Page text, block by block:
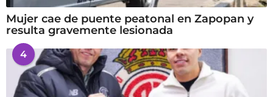
Mujer cae de puente peatonal en Zapopan y
resulta gravemente lesionada
4